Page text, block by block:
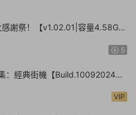
謝祭！【v1.02.01|容量4.58GB|
5
：經典街機【Build.10092024聯
VIP